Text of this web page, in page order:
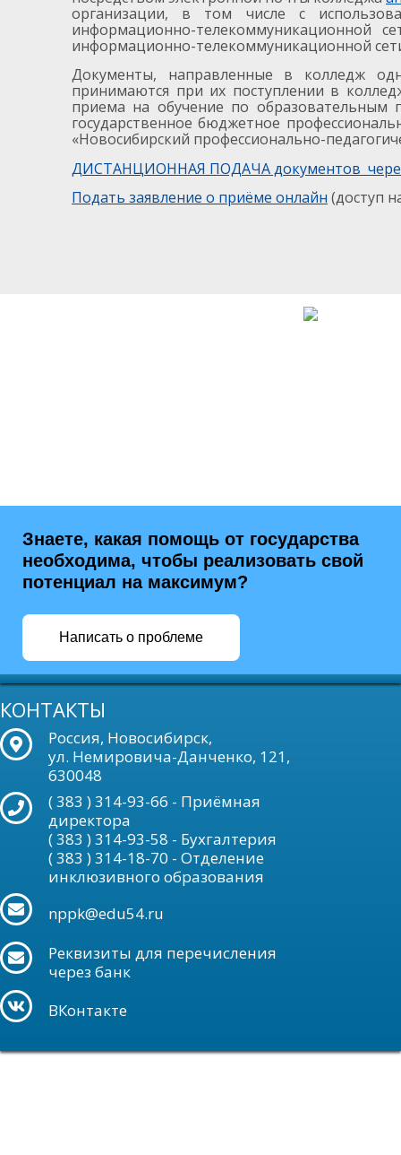
организации, в том числе с
информационно-телекоммуникационной
информационно-телекоммуникационной
Документы, направленные в колледж
принимаются при их поступлении в
приема на обучение по образовательным
государственное бюджетное
«Новосибирский профессионально-
ДИСТАНЦИОННАЯ ПОДАЧА документов
Подать заявление о приёме онлайн (доступ
Знаете, какая помощь от государства
необходима, чтобы реализовать свой
потенциал на максимум?
Написать о проблеме
КОНТАКТЫ
Россия, Новосибирск,
ул. Немировича-Данченко, 121,
630048
( 383 ) 314-93-66 - Приёмная
директора
( 383 ) 314-93-58 - Бухгалтерия
( 383 ) 314-18-70 - Отделение
инклюзивного образования
nppk@edu54.ru
Реквизиты для перечисления
через банк
ВКонтакте